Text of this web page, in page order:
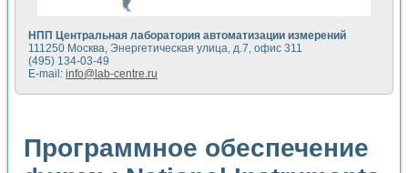
Исследование кинетики движения макрочастиц в
Метод прогнозирования свойств дисперсных продуктов
Недорогая система управления сверхпроводящим
Применение технологий NI в курсе экспериментальной
Расчет переноса аэрозоля и выпадения осадка в
Применение NI VISION для геометрического анализа в
НПП Центральная лаборатория автоматизации измерений
111250 Москва, Энергетическая улица, д.7, офис 311
(495) 134-03-49
E-mail: info@lab-centre.ru
Программное обеспечение